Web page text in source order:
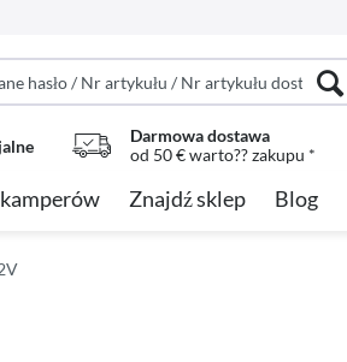
Darmowa dostawa
od 50 € warto?? zakupu *
Znajdź sklep Blog